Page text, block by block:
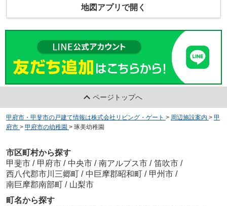
地図アプリで開く
ページトップへ
甲府市・甲斐市の戸建て情報は株式会社リビング・ゲート > 周辺施設案内 > 甲
府市 > 甲府市の幼稚園 > 琢美幼稚園
市区町村から探す
甲斐市 / 甲府市 / 中央市 / 南アルプス市 / 笛吹市 /
西八代郡市川三郷町 / 中巨摩郡昭和町 / 甲州市 /
南巨摩郡南部町 / 山梨市
町名から探す